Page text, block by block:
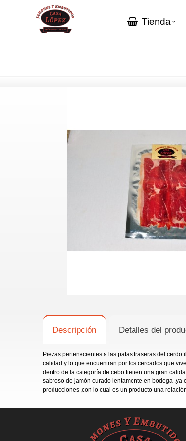
Tienda
Descripción Detalles del
Piezas pertenecientes a las patas traseras del
calidad y lo que encuentran por los cercados que
dentro de la categoría de cebo tienen una gran
sabroso de jamón curado lentamente en bodega ,ya
producciones ,con lo cual es un producto una